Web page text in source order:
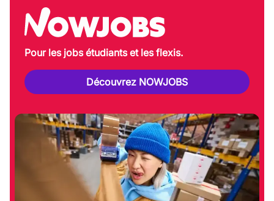
Pour les jobs étudiants et les flexis.
Découvrez NOWJOBS